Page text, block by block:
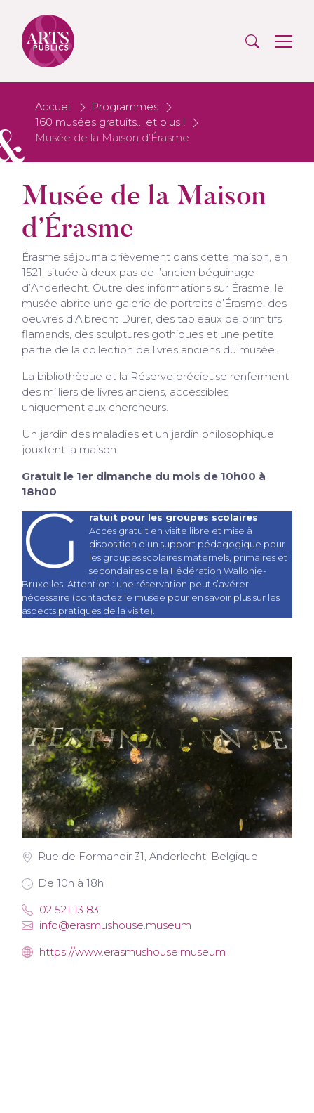
Accueil
Programmes
160 musées gratuits... et plus !
Musée de la Maison d’Érasme
Musée de la Maison
d’Érasme
Érasme séjourna brièvement dans cette maison, en
1521, située à deux pas de l’ancien béguinage
d’Anderlecht. Outre des informations sur Érasme, le
musée abrite une galerie de portraits d’Érasme, des
oeuvres d’Albrecht Dürer, des tableaux de primitifs
flamands, des sculptures gothiques et une petite
partie de la collection de livres anciens du musée.
La bibliothèque et la Réserve précieuse renferment
des milliers de livres anciens, accessibles
uniquement aux chercheurs.
Un jardin des maladies et un jardin philosophique
jouxtent la maison.
Gratuit le 1er dimanche du mois de 10h00 à
18h00
G
ratuit pour les groupes scolaires
Accès gratuit en visite libre et mise à
disposition d’un support pédagogique pour
les groupes scolaires maternels, primaires et
secondaires de la Fédération Wallonie-
Bruxelles. Attention : une réservation peut s’avérer
nécessaire (contactez le musée pour en savoir plus sur les
aspects pratiques de la visite).
Rue de Formanoir 31, Anderlecht, Belgique
De 10h à 18h
02 521 13 83
info@erasmushouse.museum
https://www.erasmushouse.museum